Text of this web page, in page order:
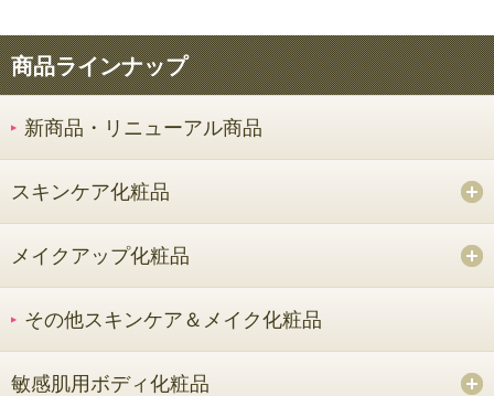
商品ラインナップ
新商品・リニューアル商品
スキンケア化粧品
メイクアップ化粧品
その他スキンケア＆メイク化粧品
敏感肌用ボディ化粧品